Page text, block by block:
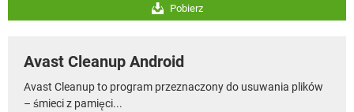
Pobierz
Avast Cleanup Android
Avast Cleanup to program przeznaczony do usuwania plików
– śmieci z pamięci...